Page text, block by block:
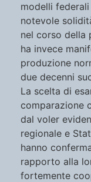
modelli
notevole
nel corso della
ha invece
produzione
due decenni
La scelta di
comparazione
dal voler
regionale e
hanno
rapporto alla
fortemente